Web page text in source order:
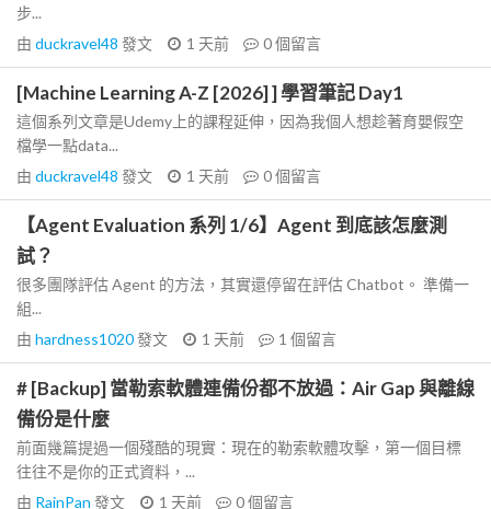
步...
由 duckravel48 發文 1 天前 0個留言
[Machine Learning A-Z [2026] ] 學習筆記 Day1
這個系列文章是Udemy上的課程延伸，因為我個人想趁著育嬰假空
檔學一點data...
由 duckravel48 發文 1 天前 0個留言
【Agent Evaluation 系列 1/6】Agent 到底該怎麼測
試？
很多團隊評估 Agent 的方法，其實還停留在評估 Chatbot。 準備一
組...
由 hardness1020發文 1 天前 1 個留言
# [Backup] 當勒索軟體連備份都不放過：Air Gap 與離線
備份是什麼
前面幾篇提過一個殘酷的現實：現在的勒索軟體攻擊，第一個目標
往往不是你的正式資料，...
由 RainPan 發文 1 天前 0個留言